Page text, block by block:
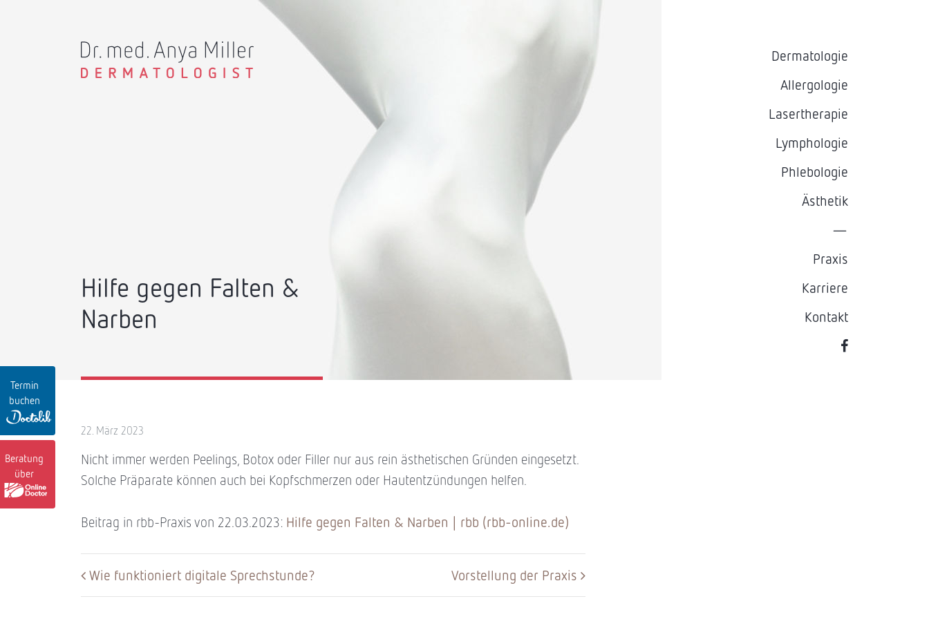
Hilfe gegen Falten &
Narben
Dermatologie
Allergologie
Lasertherapie
Lymphologie
Phlebologie
Ästhetik
—
Praxis
Karriere
Kontakt
22. März 2023
Nicht immer werden Peelings, Botox oder Filler nur aus rein ästhetischen Gründen eingesetzt.
Solche Präparate können auch bei Kopfschmerzen oder Hautentzündungen helfen.
Beitrag in rbb-Praxis von 22.03.2023: Hilfe gegen Falten & Narben | rbb (rbb-online.de)
Wie funktioniert digitale Sprechstunde? Vorstellung der Praxis
Termin
buchen
Beratung
über